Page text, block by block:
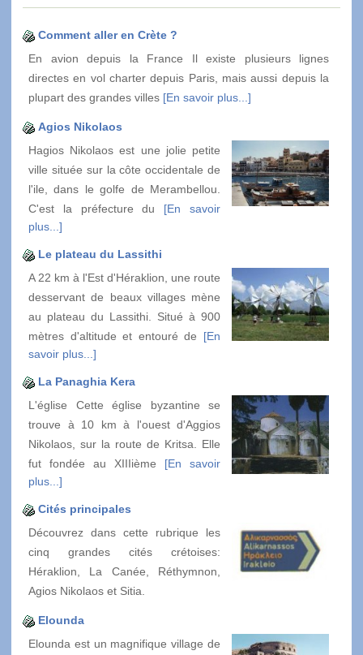
Comment aller en Crète ?
En avion depuis la France Il existe plusieurs lignes
directes en vol charter depuis Paris, mais aussi depuis la
plupart des grandes villes [En savoir plus...]
Agios Nikolaos
Hagios Nikolaos est une jolie petite
ville située sur la côte occidentale de
l'ile, dans le golfe de Merambellou.
C'est la préfecture du [En savoir
plus...]
Le plateau du Lassithi
A 22 km à l'Est d'Héraklion, une route
desservant de beaux villages mène
au plateau du Lassithi. Situé à 900
mètres d'altitude et entouré de [En
savoir plus...]
La Panaghia Kera
L'église Cette église byzantine se
trouve à 10 km à l'ouest d'Aggios
Nikolaos, sur la route de Kritsa. Elle
fut fondée au XIIIième [En savoir
plus...]
Cités principales
Découvrez dans cette rubrique les
cinq grandes cités crétoises:
Héraklion, La Canée, Réthymnon,
Agios Nikolaos et Sitia.
Elounda
Elounda est un magnifique village de